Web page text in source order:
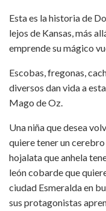
Esta es la historia de
lejos de Kansas, más
emprende su mágico
Escobas, fregonas,
diversos dan vida a
Mago de Oz.
Una niña que desea
quiere tener un
hojalata que anhela
león cobarde que
ciudad Esmeralda en
sus protagonistas